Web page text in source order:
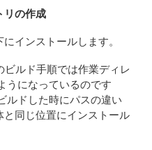
リの作成
インストールします。
ルド手順では作業ディレ
うになっているのです
ルドした時にパスの違い
同じ位置にインストール